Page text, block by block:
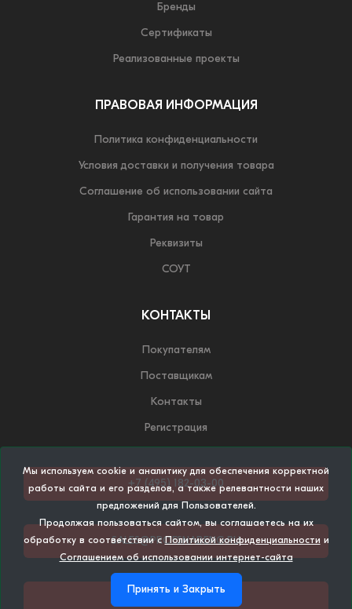
Мы используем cookie и аналитику для обеспечения корректной
работы сайта и его разделов, а также релевантности наших
предложений для Пользователей.
Продолжая пользоваться сайтом, вы соглашаетесь на их
обработку в соответствии сПолитикой конфиденциальности и
Соглашением об использовании интернет-сайта
Принять и Закрыть
Бренды
Сертификаты
Реализованные проекты
ПРАВОВАЯ ИНФОРМАЦИЯ
Политика конфиденциальности
Условия доставки и получения товара
Соглашение об использовании сайта
Гарантия на товар
Реквизиты
СОУТ
КОНТАКТЫ
Покупателям
Поставщикам
Контакты
Регистрация
+7 (495) 182-03-00
SALES@PROFSNABENG.RU
НАПИСАТЬ